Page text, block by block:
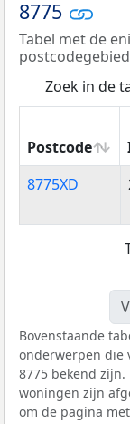
8775
Tabel met de
Zoek in de
Postcode
Postcode
8775XD
Bovenstaande
onderwerpen die
8775 bekend
woningen zijn
om de pagina